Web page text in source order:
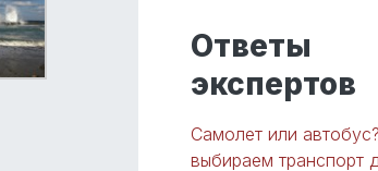
Ответы
экспертов
Самолет или
выбираем транспорт